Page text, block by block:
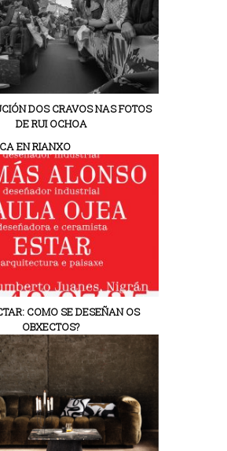
DOS CRAVOS NAS FOTOS
DE RUI OCHOA
EN RIANXO
COMO SE DESEÑAN OS
OBXECTOS?